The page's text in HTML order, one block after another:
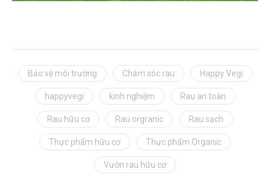
Bảo vệ môi trường Chăm sóc rau Happy Vegi
happyvegi kinh nghiệm Rau an toàn
Rau hữu cơ Rau orgranic Rau sạch
Thực phẩm hữu cơ Thực phẩm Organic
Vườn rau hữu cơ